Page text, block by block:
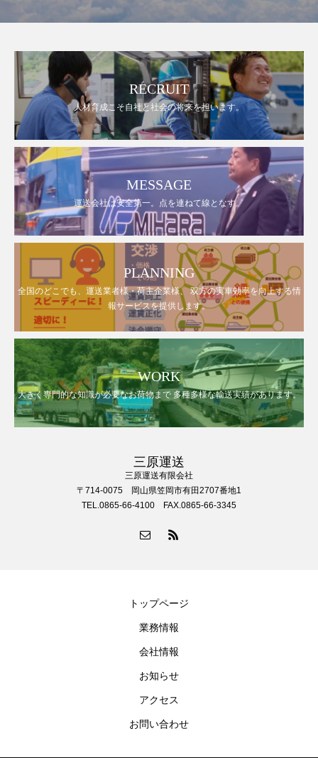
RECRUIT
人材育成こそ自社と社会の将来を担います。
MESSAGE
運送会社は安全第一。点を連ねて線となす。
PLANNING
全国のどこでも、運送業者様・荷主企業様、 双方の実車効率を向上する情
報サービスを提供します。
WORK
大きく専門的な知識が必要なお荷物まで 多種多様な輸送実績があります。
三原運送
三原運送有限会社
〒714-0075 岡山県笠岡市有田2707番地1
TEL.0865-66-4100 FAX.0865-66-3345
トップページ
業務情報
会社情報
お知らせ
アクセス
お問い合わせ